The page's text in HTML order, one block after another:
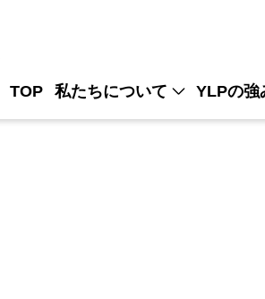
TOP
私たちについて
ISMS
パンフレット請求
Value宣言
YLPの強